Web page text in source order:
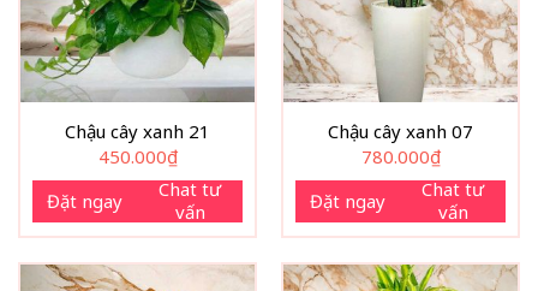
Chậu cây xanh 21
450.000₫
Đặt ngay
Chat tư
vấn
Chậu cây xanh 07
780.000₫
Đặt ngay
Chat tư
vấn